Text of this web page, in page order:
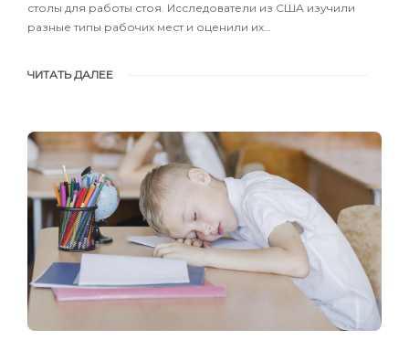
столы для работы стоя. Исследователи из США изучили
разные типы рабочих мест и оценили их…
ЧИТАТЬ ДАЛЕЕ